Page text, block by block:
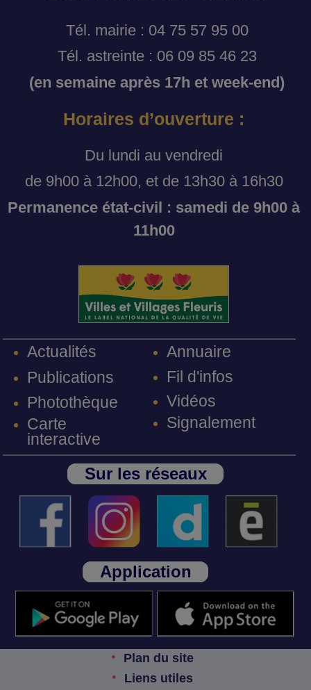
Tél. mairie : 04 75 57 95 00
Tél. astreinte : 06 09 85 46 23
(en semaine après 17h et week-end)
Horaires d’ouverture :
Du lundi au vendredi
de 9h00 à 12h00, et de 13h30 à 16h30
Permanence état-civil : samedi de 9h00 à
11h00
Actualités
Publications
Photothèque
Carte
interactive
Annuaire
Fil d'infos
Vidéos
Signalement
Sur les réseaux
Application
Plan du site
Liens utiles